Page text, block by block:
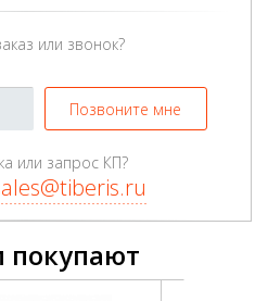
или звонок?
Позвоните мне
или запрос КП?
покупают